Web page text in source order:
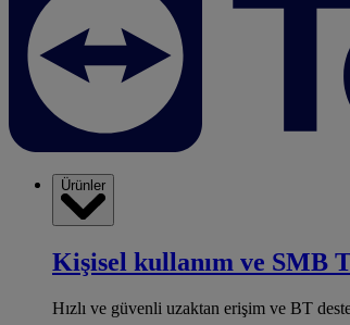
Ürünler
Kişisel kullanım ve SMB
Hızlı ve güvenli uzaktan erişim ve BT